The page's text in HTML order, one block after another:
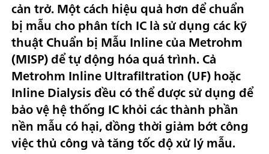
cản trở. Một cách hiệu quả hơn để chuẩn
bị mẫu cho phân tích IC là sử dụng các kỹ
thuật Chuẩn bị Mẫu Inline của Metrohm
(MISP) để tự động hóa quá trình. Cả
Metrohm Inline Ultrafiltration (UF) hoặc
Inline Dialysis đều có thể được sử dụng để
bảo vệ hệ thống IC khỏi các thành phần
nền mẫu có hại, đồng thời giảm bớt công
việc thủ công và tăng tốc độ xử lý mẫu.